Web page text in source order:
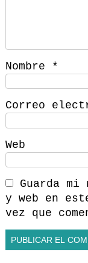
Nombre *
Correo
Web
Guarda
y web en
vez que